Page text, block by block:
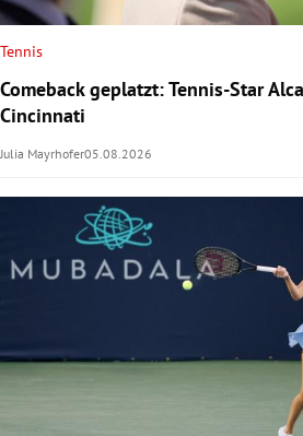
Tennis
Comeback geplatzt: Tennis-Star
Cincinnati
Julia Mayrhofer05.08.2026